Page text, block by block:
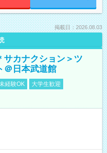
掲載日：2026.08.03
サカナクション＞ツ
＠日本武道館
経験OK
大学生歓迎